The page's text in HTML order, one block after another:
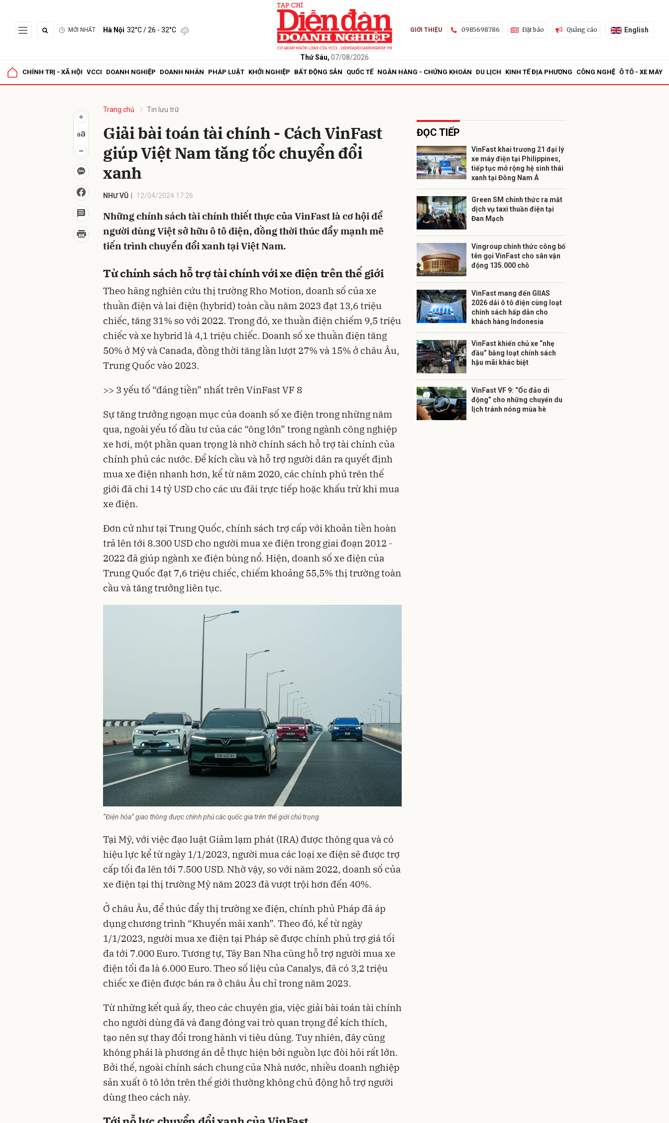
MỚI NHẤT Hà Nội 32°C/ 26 - 32°C
Thứ Sáu, 07/08/2026
GIỚI THIỆU 0985698786 Đặt báo Quảng cáo English
CHÍNH TRỊ - XÃ HỘI VCCI DOANH NGHIỆP DOANH NHÂN PHÁP LUẬT KHỞI NGHIỆP BẤT ĐỘNG SẢN QUỐC TẾ NGÂN HÀNG - CHỨNG KHOÁN DU LỊCH KINH TẾ ĐỊA PHƯƠNG CÔNG NGHỆ Ô TÔ - XE MÁY
Trang chủ Tin lưu trữ
Giải bài toán tài chính - Cách VinFast
giúp Việt Nam tăng tốc chuyển đổi
xanh
NHƯ VŨ 12/04/2024 17:26
Những chính sách tài chính thiết thực của VinFast là cơ hội để
người dùng Việt sở hữu ô tô điện, đồng thời thúc đẩy mạnh mẽ
tiến trình chuyển đổi xanh tại Việt Nam.
Từ chính sách hỗ trợ tài chính với xe điện trên thế giới
Theo hãng nghiên cứu thị trường Rho Motion, doanh số của xe
thuần điện và lai điện (hybrid) toàn cầu năm 2023 đạt 13,6 triệu
chiếc, tăng 31% so với 2022. Trong đó, xe thuần điện chiếm 9,5 triệu
chiếc và xe hybrid là 4,1 triệu chiếc. Doanh số xe thuần điện tăng
50% ở Mỹ và Canada, đồng thời tăng lần lượt 27% và 15% ở châu Âu,
Trung Quốc vào 2023.
>> 3 yếu tố “đáng tiền” nhất trên VinFast VF 8
Sự tăng trưởng ngoạn mục của doanh số xe điện trong những năm
qua, ngoài yếu tố đầu tư của các “ông lớn” trong ngành công nghiệp
xe hơi, một phần quan trọng là nhờ chính sách hỗ trợ tài chính của
chính phủ các nước. Để kích cầu và hỗ trợ người dân ra quyết định
mua xe điện nhanh hơn, kể từ năm 2020, các chính phủ trên thế
giới đã chi 14 tỷ USD cho các ưu đãi trực tiếp hoặc khấu trừ khi mua
xe điện.
Đơn cử như tại Trung Quốc, chính sách trợ cấp với khoản tiền hoàn
trả lên tới 8.300 USD cho người mua xe điện trong giai đoạn 2012 -
2022 đã giúp ngành xe điện bùng nổ. Hiện, doanh số xe điện của
Trung Quốc đạt 7,6 triệu chiếc, chiếm khoảng 55,5% thị trường toàn
cầu và tăng trưởng liên tục.
“Điện hóa” giao thông được chính phủ các quốc gia trên thế giới chú trọng.
Tại Mỹ, với việc đạo luật Giảm lạm phát (IRA) được thông qua và có
hiệu lực kể từ ngày 1/1/2023, người mua các loại xe điện sẽ được trợ
cấp tối đa lên tới 7.500 USD. Nhờ vậy, so với năm 2022, doanh số của
xe điện tại thị trường Mỹ năm 2023 đã vượt trội hơn đến 40%.
Ở châu Âu, để thúc đẩy thị trườngxe điện, chính phủ Pháp đã áp
dụng chương trình “Khuyến mãi xanh”. Theo đó, kể từ ngày
1/1/2023, người mua xe điện tại Pháp sẽ được chính phủ trợ giá tối
đa tới 7.000 Euro. Tương tự, Tây Ban Nha cũng hỗ trợ người mua xe
điện tối đa là 6.000 Euro. Theo số liệu của Canalys, đã có 3,2 triệu
chiếc xe điện được bán ra ở châu Âu chỉ trong năm 2023.
Từ những kết quả ấy, theo các chuyên gia, việc giải bài toán tài chính
cho người dùng đã và đang đóng vai trò quan trọng để kích thích,
tạo nên sự thay đổi trong hành vi tiêu dùng. Tuy nhiên, đây cũng
không phải là phương án dễ thực hiện bởi nguồn lực đòi hỏi rất lớn.
Bởi thế, ngoài chính sách chung của Nhà nước, nhiều doanh nghiệp
sản xuất ô tô lớn trên thế giới thường không chủ động hỗ trợ người
dùng theo cách này.
ĐỌC TIẾP
VinFast khai trương 21 đại lý
xe máy điện tại Philippines,
tiếp tục mở rộng hệ sinh thái
xanh tại Đông Nam Á
Green SM chính thức ra mắt
dịch vụ taxi thuần điện tại
Đan Mạch
Vingroup chính thức công bố
tên gọi VinFast cho sân vận
động 135.000 chỗ
VinFast mang đến GIIAS
2026 dải ô tô điện cùng loạt
chính sách hấp dẫn cho
khách hàng Indonesia
VinFast khiến chủ xe “nhẹ
đầu” bằng loạt chính sách
hậu mãi khác biệt
VinFast VF 9: “Ốc đảo di
động” cho những chuyến du
lịch tránh nóng mùa hè
Gửi